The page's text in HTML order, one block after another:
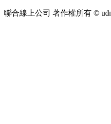
聯合線上公司 著作權所有 ©